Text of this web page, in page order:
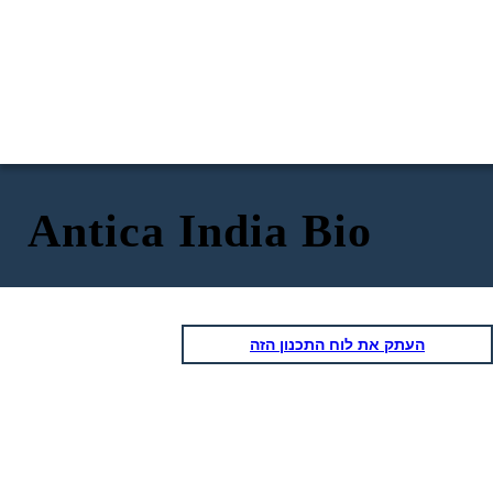
Antica India Bio
העתק את לוח התכנון הזה